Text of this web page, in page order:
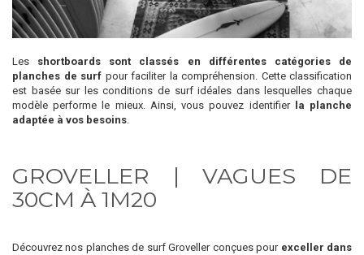
Les shortboards sont classés en différentes catégories de
planches de surf pour faciliter la compréhension. Cette classification
est basée sur les conditions de surf idéales dans lesquelles chaque
modèle performe le mieux. Ainsi, vous pouvez identifier
la planche
adaptée à vos besoins.
GROVELLER | VAGUES DE
30CM À 1M20
Découvrez nos planches de surf Groveller conçues pour exceller dans